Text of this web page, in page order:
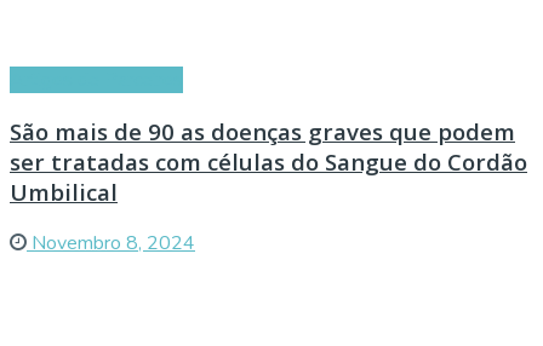
São mais de 90 as doenças graves que podem
ser tratadas com células do Sangue do Cordão
Umbilical
Novembro 8, 2024